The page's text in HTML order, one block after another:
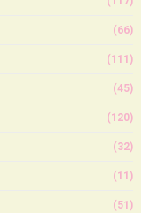
(66)
(111)
(45)
(120)
(32)
(11)
(51)